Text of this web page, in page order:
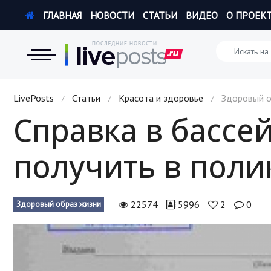
Новости
Экономика
Происшествия
Hi-Tech. Интернет
Россия
Наука и техника
Политика
ГЛАВНАЯ НОВОСТИ СТАТЬИ ВИДЕО О
LivePosts / Статьи / Красота и здоровье / Здоровый
Справка в
получить в
Здоровый образ жизни 22574 5996 2 0